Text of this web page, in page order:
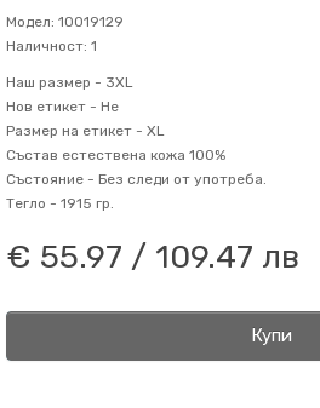
Модел: 10019129
Наличност: 1
Наш размер - 3XL
Нов етикет - Не
Размер на етикет - XL
Състав естествена кожа 100%
Състояние - Без следи от употреба.
Тегло - 1915 гр.
€ 55.97 / 109.47 лв
Купи